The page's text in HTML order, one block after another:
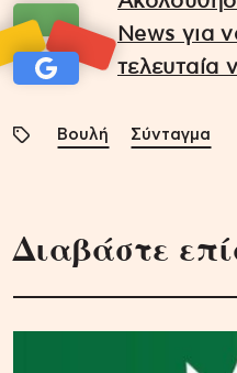
News για
τελευταία
Βουλή Σύνταγμα
Διαβάστε